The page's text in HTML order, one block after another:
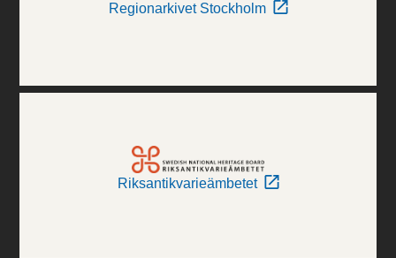
Regionarkivet Stockholm
Riksantikvarieämbetet